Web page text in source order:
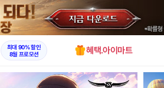
최대 90% 할인
8월 프로모션
혜택.아이마트